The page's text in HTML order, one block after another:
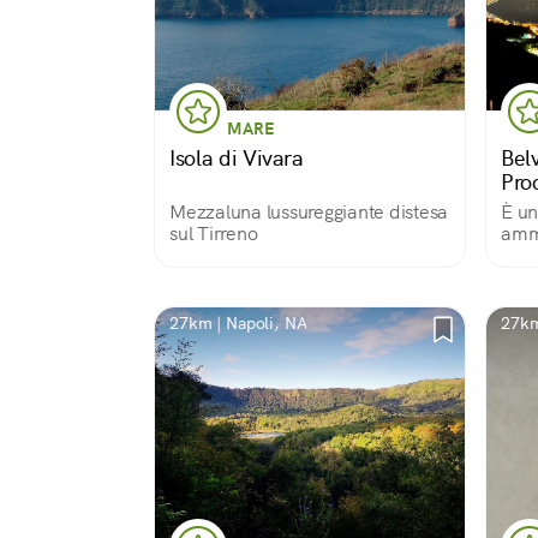
MARE
Isola di Vivara
Mezzaluna lussureggiante distesa
sul Tirreno
È
27km | Napoli, NA